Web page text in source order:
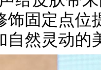
饰固定点位
自然灵动的